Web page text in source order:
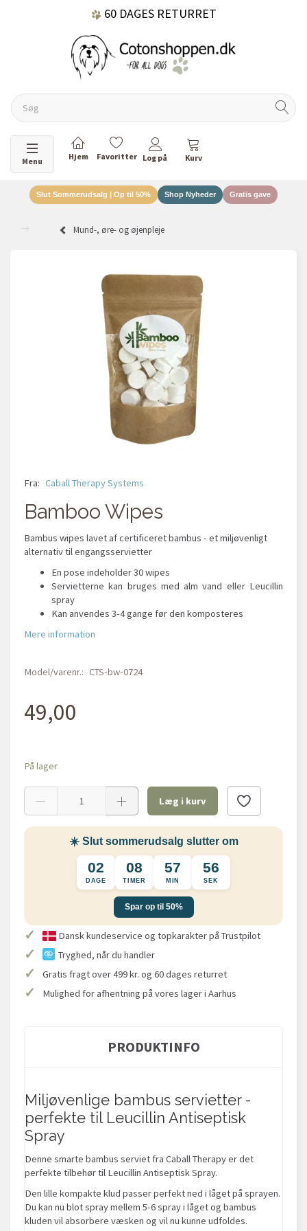
60 DAGES RETURRET
Skifte navigation
Menu
Slut Sommerudsalg | Op til 50% Shop Nyheder Gratis gave
Mund-, øre- og øjenpleje
Fra: Caball Therapy Systems
Bamboo Wipes
Bambus wipes lavet af certificeret bambus - et miljøvenligt
alternativ til engangsservietter
En pose indeholder 30 wipes
Servietterne kan bruges med alm vand eller Leucillin
spray
Kan anvendes 3-4 gange før den komposteres
Mere information
Model/varenr.: CTS-bw-0724
49,00
På lager
Læg i kurv
☀️ Slut sommerudsalg slutter om
02
DAGE
08
TIMER
57
MIN
55
SEK
Spar op til 50%
✓ Dansk kundeservice og topkarakter på Trustpilot
✓ Tryghed, når du handler
✓ Gratis fragt over 499 kr. og 60 dages returret
✓ Mulighed for afhentning på vores lager i Aarhus
PRODUKTINFO
Miljøvenlige bambus servietter -
perfekte til Leucillin Antiseptisk
Spray
Denne smarte bambus serviet fra Caball Therapy er det
perfekte tilbehør til Leucillin Antiseptisk Spray.
Den lille kompakte klud passer perfekt ned i låget på sprayen.
Du kan nu blot spray mellem 5-6 spray i låget og bambus
kluden vil absorbere væsken og vil nu kunne udfoldes.